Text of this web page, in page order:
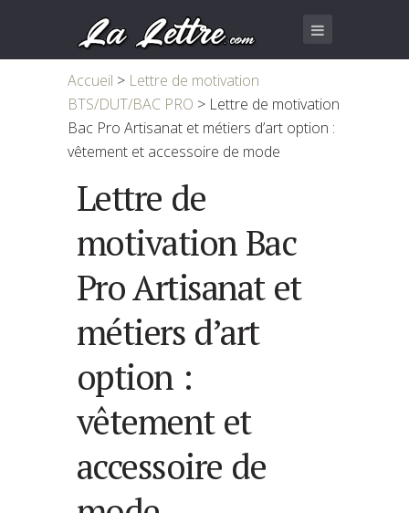
Accueil > Lettre de motivation
BTS/DUT/BAC PRO > Lettre de motivation
Bac Pro Artisanat et métiers d’art option :
vêtement et accessoire de mode
Lettre de
motivation Bac
Pro Artisanat et
métiers d’art
option :
vêtement et
accessoire de